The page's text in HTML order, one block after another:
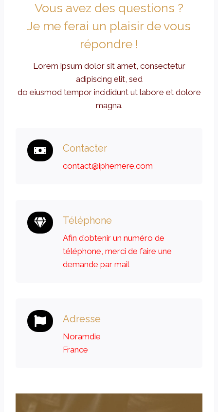
Vous avez des questions ?
Je me ferai un plaisir de vous
répondre !
Lorem ipsum dolor sit amet, consectetur
adipiscing elit, sed
do eiusmod tempor incididunt ut labore et dolore
magna.
Contacter
contact@iphemere.com
Téléphone
Afin d’obtenir un numéro de
téléphone, merci de faire une
demande par mail
Adresse
Noramdie
France